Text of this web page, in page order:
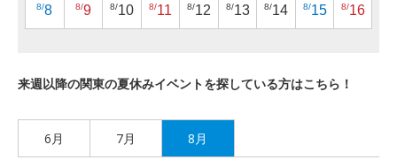
8/8 8/9 8/10 8/11 8/12 8/13 8/14 8/15 8/16
来週以降の関東の夏休みイベントを探している方はこちら！
6月 7月 8月